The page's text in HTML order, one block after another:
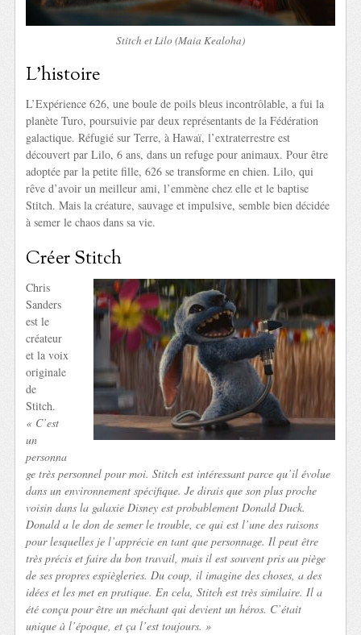
Stitch et Lilo (Maia Kealoha)
L’histoire
L’Expérience 626, une boule de poils bleus incontrôlable, a fui la
planète Turo, poursuivie par deux représentants de la Fédération
galactique. Réfugié sur Terre, à Hawaï, l’extraterrestre est
découvert par Lilo, 6 ans, dans un refuge pour animaux. Pour être
adoptée par la petite fille, 626 se transforme en chien. Lilo, qui
rêve d’avoir un meilleur ami, l’emmène chez elle et le baptise
Stitch. Mais la créature, sauvage et impulsive, semble bien décidée
à semer le chaos dans sa vie.
Créer Stitch
Chris
Sanders
est le
créateur
et la voix
originale
de
Stitch.
« C’est
un
personna
ge très personnel pour moi. Stitch est intéressant parce qu’il évolue
dans un environnement spécifique. Je dirais que son plus proche
voisin dans la galaxie Disney est probablement Donald Duck.
Donald a le don de semer le trouble, ce qui est l’une des raisons
pour lesquelles je l’apprécie en tant que personnage. Il peut être
très précis et faire du bon travail, mais il est souvent pris au piège
de ses propres espiègleries. Du coup, il imagine des choses, a des
idées et les met en pratique. En cela, Stitch est très similaire. Il a
été conçu pour être un méchant qui devient un héros. C’était
unique à l’époque, et ça l’est toujours. »